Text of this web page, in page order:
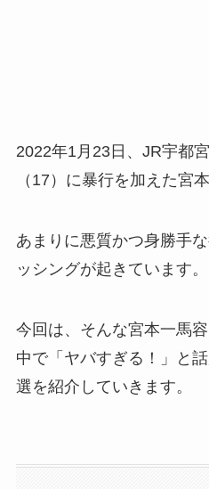
2022年1月23日、JR宇都
（17）に暴行を加えた宮
あまりに悪質かつ身勝手
ッシングが起きています。
今回は、そんな宮本一馬
中で「ヤバすぎる！」と
選を紹介していきます。